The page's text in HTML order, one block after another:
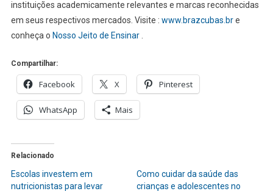
instituições academicamente relevantes e marcas reconhecidas
em seus respectivos mercados. Visite : www.brazcubas.bre
conheça o Nosso Jeito de Ensinar.
Compartilhar:
Facebook X Pinterest
WhatsApp Mais
Relacionado
Escolas investem em
nutricionistas para levar
Como cuidar da saúde das
crianças e adolescentes no